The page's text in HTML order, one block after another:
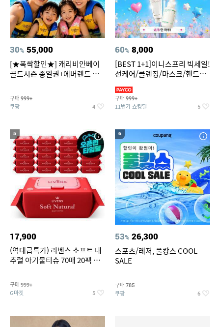
30% 55,000
[★폭싹할인★] 캐리비안베이
골드시즌 종일권+에버랜드 오
구매 999+
쿠팡 4
60% 8,000
[BEST 1+1]이니스프리 빅세일!
선케어/클렌징/마스크/핸드크
구매 999+
11번가 쇼킹딜 5
5
17,900
(역대급특가) 리벤스 소프트 내
추럴 아기물티슈 70매 20팩 캡
구매 999+
G마켓 5
6
53% 26,300
스포츠/레저, 풀캉스 COOL
SALE
구매 785
쿠팡 6